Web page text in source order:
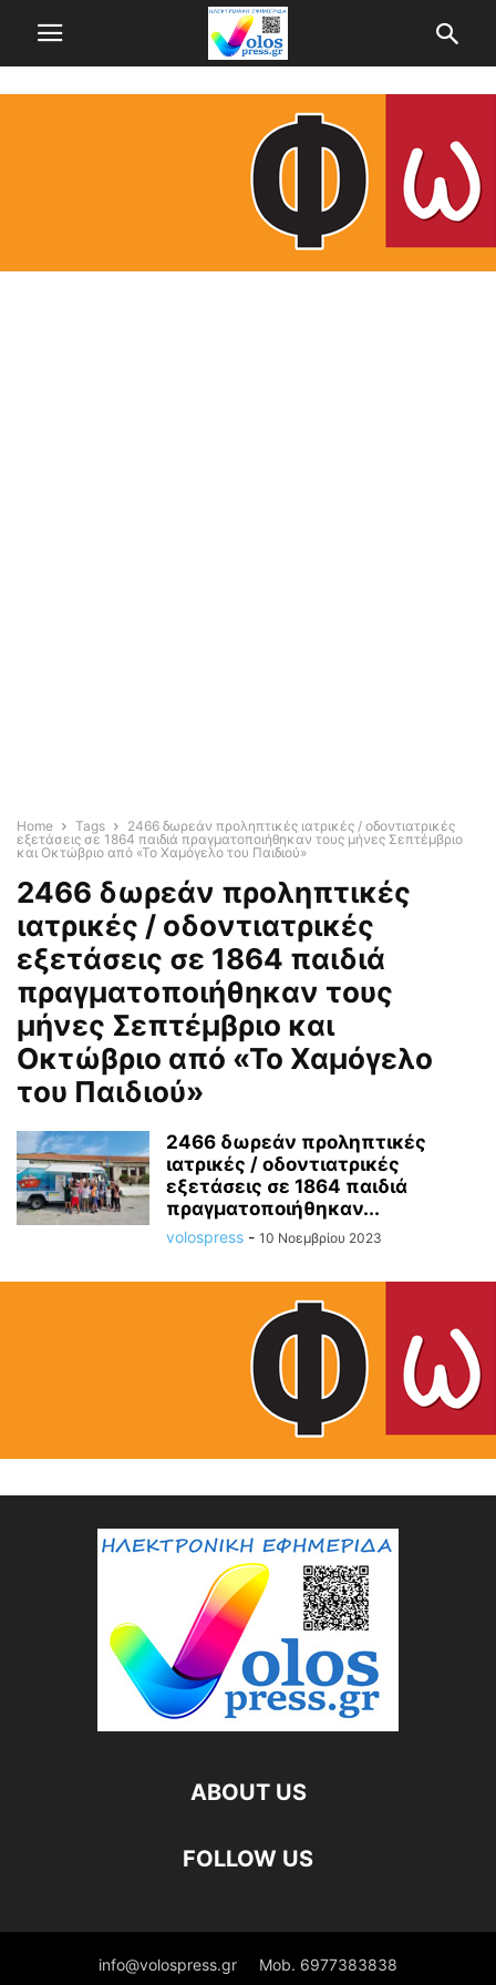
Home Tags
2466 δωρεάν προληπτικές ιατρικές / οδοντιατρικές
εξετάσεις σε 1864 παιδιά πραγματοποιήθηκαν τους μήνες Σεπτέμβριο
και Οκτώβριο από «Το Χαμόγελο του Παιδιού»
2466 δωρεάν προληπτικές
ιατρικές / οδοντιατρικές
εξετάσεις σε 1864 παιδιά
πραγματοποιήθηκαν τους
μήνες Σεπτέμβριο και
Οκτώβριο από «Το Χαμόγελο
του Παιδιού»
2466 δωρεάν προληπτικές
ιατρικές / οδοντιατρικές
εξετάσεις σε 1864 παιδιά
πραγματοποιήθηκαν...
volospress - 10 Νοεμβρίου 2023
ABOUT US
FOLLOW US
info@volospress.gr Mob. 6977383838